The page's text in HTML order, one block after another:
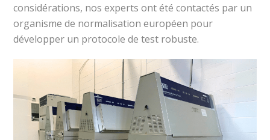
considérations, nos experts ont été contactés par un
organisme de normalisation européen pour
développer un protocole de test robuste.